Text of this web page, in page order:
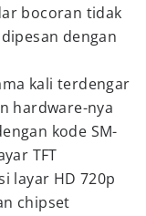
bocoran tidak
dengan
kali terdengar
hardware-nya
kode SM-
TFT
layar HD 720p
chipset